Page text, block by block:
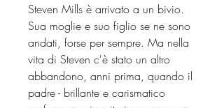
Steven Mills è arrivato a un bivio.
Sua moglie e suo figlio se ne sono
andati, forse per sempre. Ma nella
vita di Steven c'è stato un altro
abbandono, anni prima, quando il
padre - brillante e carismatico